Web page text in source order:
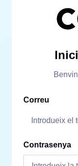
Correu
Contrasenya